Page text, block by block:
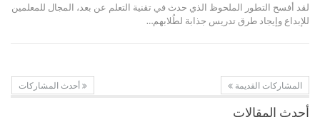
لقد أفسح التطور الملحوظ الذي حدث في تقنية التعلم عن بعد، المجال للمعلمين
للإبداع وإيجاد طرق تدريس جذابة لطُلابهم…
المشاركات القديمة أحدث المشاركات
أحدث المقالات